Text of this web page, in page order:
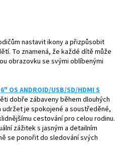
nastavit ikony a přizpůsobit
To znamená, že každé dítě může
obrazovku se svými oblíbenými
OS ANDROID/USB/SD/HDMI S
dobře zábaveny během dlouhých
udržet je spokojené a soustředěné,
cestování pro celou rodinu.
zážitek s jasným a detailním
se ponořit do sledování svých